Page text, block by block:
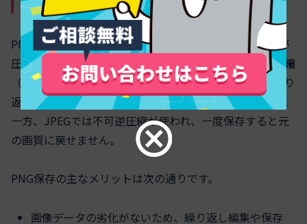
PNGは他の形式であるJPEGと異なり、保存時にデータが
圧縮されても画像の品質が変わりません。これは
可逆圧縮
（ロスレス圧縮）という技術が使われているためで、繰り
返し保存を行っても画質が損なわれることはありません。
一方、JPEGでは不可逆圧縮が使われ、一度保存すると元
の画質に戻せません。
PNG保存の主なメリットは次の通りです。
画像データの劣化がないため、繰り返し編集や保存